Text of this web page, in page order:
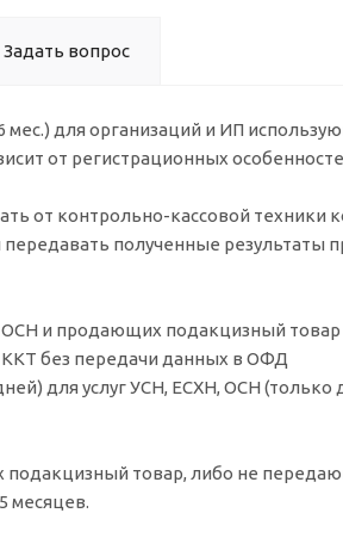
Задать вопрос
для организаций и ИП
от регистрационных
от контрольно-кассовой техники
полученные результаты
ОСН и продающих подакцизный товар
ККТ без передачи данных в ОФД
для услуг УСН, ЕСХН, ОСН
товар, либо не
месяцев.